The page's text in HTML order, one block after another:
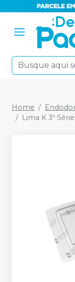
Home
Lima K 3ª